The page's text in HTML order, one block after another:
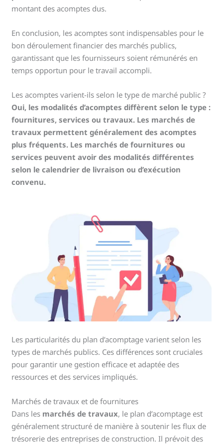
montant des acomptes dus.
En conclusion, les acomptes sont indispensables pour le
bon déroulement financier des marchés publics,
garantissant que les fournisseurs soient rémunérés en
temps opportun pour le travail accompli.
Les acomptes varient-ils selon le type de marché public ?
Oui, les modalités d’acomptes diffèrent selon le type :
fournitures, services ou travaux. Les marchés de
travaux permettent généralement des acomptes
plus fréquents. Les marchés de fournitures ou
services peuvent avoir des modalités différentes
selon le calendrier de livraison ou d’exécution
convenu.
Les particularités du plan d’acomptage varient selon les
types de marchés publics. Ces différences sont cruciales
pour garantir une gestion efficace et adaptée des
ressources et des services impliqués.
Marchés de travaux et de fournitures
Dans les marchés de travaux, le plan d’acomptage est
généralement structuré de manière à soutenir les flux de
trésorerie des entreprises de construction. Il prévoit des